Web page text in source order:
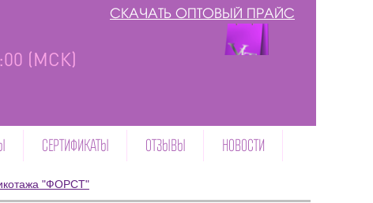
(МСК)
СКАЧАТЬ ОПТОВЫЙ ПРАЙС
СЕРТИФИКАТЫ ОТЗЫВЫ НОВОСТИ
"ФОРСТ"